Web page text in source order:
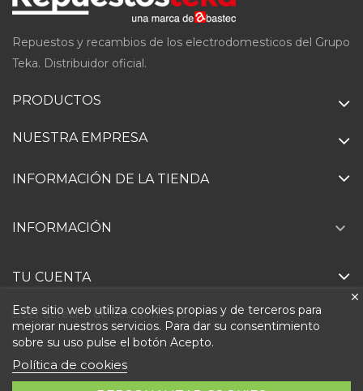
Repuestos y recambios de los electrodomesticos del Grupo
Teka. Distribuidor oficial.
PRODUCTOS
NUESTRA EMPRESA
INFORMACIÓN DE LA TIENDA
Este sitio web utiliza cookies propias y de terceros para
mejorar nuestros servicios. Para dar su consentimiento
sobre su uso pulse el botón Acepto.
Política de cookies
INFORMACIÓN 
TU CUENTA
Ejercer derecho de desistimiento